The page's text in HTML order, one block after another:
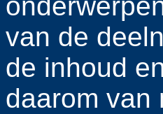
van de
de inhoud
daarom van